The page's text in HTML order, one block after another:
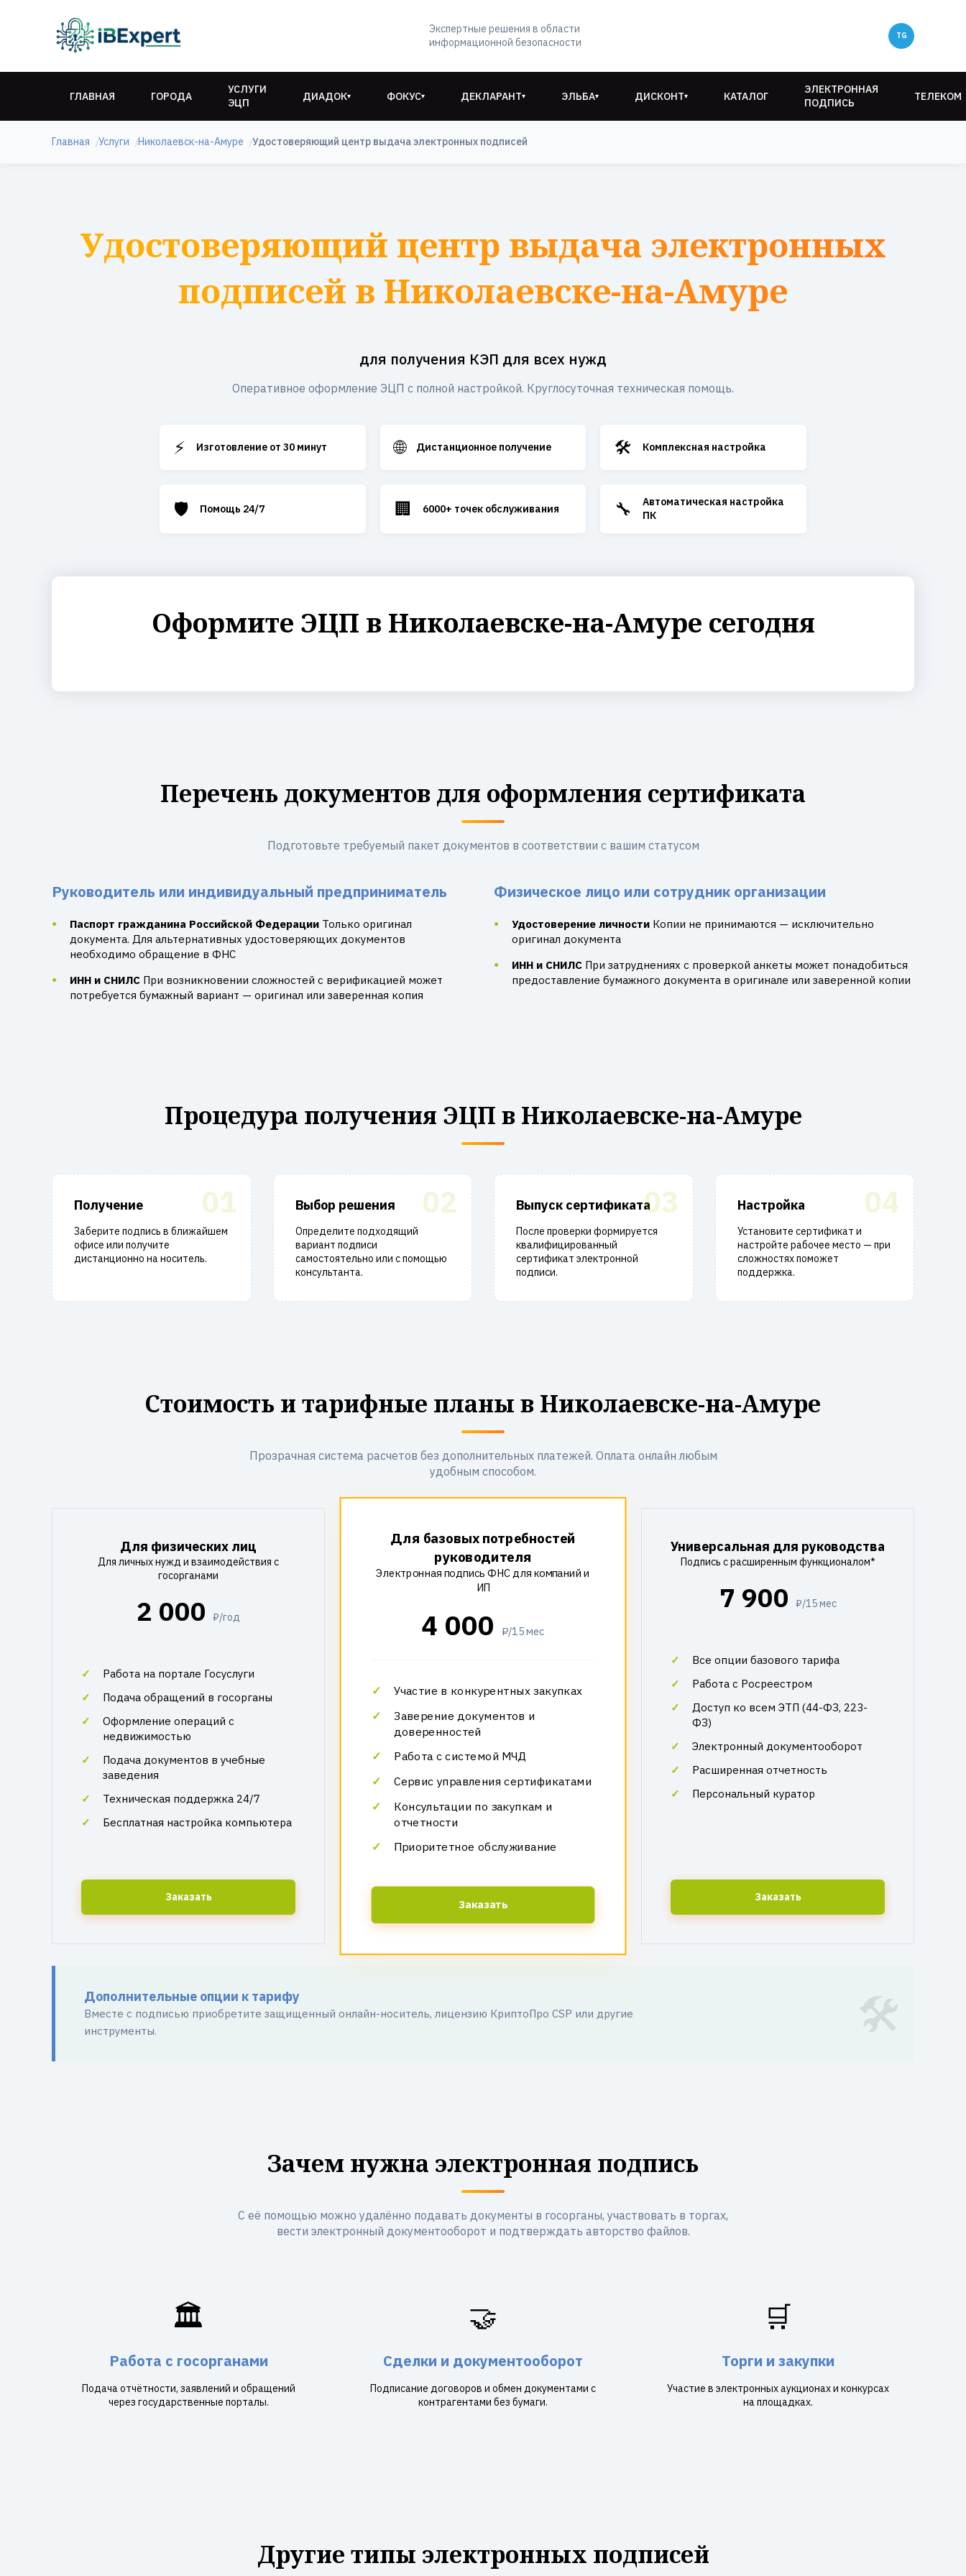
Экспертные решения в области
информационной безопасности
ГЛАВНАЯ ГОРОДА
УСЛУГИ
ЭЦП
ДИАДОК▾ ФОКУС▾ ДЕКЛАРАНТ▾ ЭЛЬБА▾ ДИСКОНТ▾ КАТАЛОГ
ЭЛЕКТРОННАЯ
ПОДПИСЬ
ТЕЛЕКОМ
Главная Услуги Николаевск-на-Амуре Удостоверяющий центр выдача электронных подписей
Удостоверяющий центр выдача электронных
подписей в Николаевске-на-Амуре
для получения КЭП для всех нужд
Оперативное оформление ЭЦП с полной настройкой. Круглосуточная техническая помощь.
⚡ Изготовление от 30 минут 🌐 Дистанционное получение 🛠️ Комплексная настройка
🛡️ Помощь 24/7 🏢 6000+ точек обслуживания 🔧
Автоматическая настройка
ПК
Оформите ЭЦП в Николаевске-на-Амуре сегодня
Перечень документов для оформления сертификата
Подготовьте требуемый пакет документов в соответствии с вашим статусом
Руководитель или индивидуальный предприниматель
Паспорт гражданина Российской Федерации Только оригинал
документа. Для альтернативных удостоверяющих документов
необходимо обращение в ФНС
ИНН и СНИЛС При возникновении сложностей с верификацией может
потребуется бумажный вариант — оригинал или заверенная копия
Физическое лицо или сотрудник организации
Удостоверение личности Копии не принимаются — исключительно
оригинал документа
ИНН и СНИЛС При затруднениях с проверкой анкеты может понадобиться
предоставление бумажного документа в оригинале или заверенной копии
Процедура получения ЭЦП в Николаевске-на-Амуре
01
Получение
Заберите подпись в ближайшем
офисе или получите
дистанционно на носитель.
02
Выбор решения
Определите подходящий
вариант подписи
самостоятельно или с помощью
консультанта.
03
Выпуск сертификата
После проверки формируется
квалифицированный
сертификат электронной
подписи.
04
Настройка
Установите сертификат и
настройте рабочее место — при
сложностях поможет
поддержка.
Стоимость и тарифные планы в Николаевске-на-Амуре
Прозрачная система расчетов без дополнительных платежей. Оплата онлайн любым
удобным способом.
Для физических лиц
Для личных нужд и взаимодействия с
госорганами
2 000 ₽/год
Работа на портале Госуслуги
Подача обращений в госорганы
Оформление операций с
недвижимостью
Подача документов в учебные
заведения
Техническая поддержка 24/7
Бесплатная настройка компьютера
Заказать
Для базовых потребностей
руководителя
Электронная подпись ФНС для компаний и
ИП
4 000 ₽/15 мес
Участие в конкурентных закупках
Заверение документов и
доверенностей
Работа с системой МЧД
Сервис управления сертификатами
Консультации по закупкам и
отчетности
Приоритетное обслуживание
Заказать
Универсальная для руководства
Подпись с расширенным функционалом*
7 900 ₽/15 мес
Все опции базового тарифа
Работа с Росреестром
Доступ ко всем ЭТП (44-ФЗ, 223-
ФЗ)
Электронный документооборот
Расширенная отчетность
Персональный куратор
Заказать
Дополнительные опции к тарифу
Вместе с подписью приобретите защищенный онлайн-носитель, лицензию КриптоПро CSP или другие
инструменты.
Зачем нужна электронная подпись
С её помощью можно удалённо подавать документы в госорганы, участвовать в торгах,
вести электронный документооборот и подтверждать авторство файлов.
🏛️
Работа с госорганами
Подача отчётности, заявлений и обращений
через государственные порталы.
🤝
Сделки и документооборот
Подписание договоров и обмен документами с
контрагентами без бумаги.
🛒
Торги и закупки
Участие в электронных аукционах и конкурсах
на площадках.
Другие типы электронных подписей